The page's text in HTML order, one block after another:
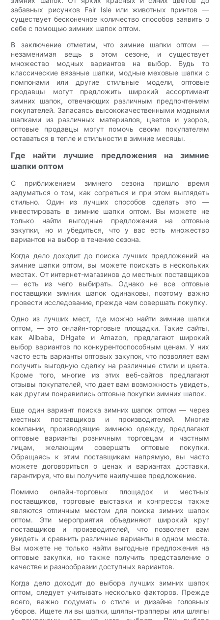
забавных рисунков Fair Isle или животных принтов —
существует бесконечное количество способов заявить о
себе с помощью зимних шапок оптом.
В заключение отметим, что зимние шапки оптом —
незаменимая вещь в этом сезоне, и существует
множество модных вариантов на выбор. Будь то
классические вязаные шапки, модные меховые шапки с
помпонами или другие стильные модели, оптовые
продавцы могут предложить широкий ассортимент
зимних шапок, отвечающих различным предпочтениям
покупателей. Запасаясь высококачественными модными
шапками из различных материалов, цветов и узоров,
оптовые продавцы могут помочь своим покупателям
оставаться в тепле и стильности в зимние месяцы.
Где найти лучшие предложения на зимние
шапки оптом
С приближением зимнего сезона пришло время
задуматься о том, как согреться и при этом выглядеть
стильно. Один из лучших способов сделать это —
инвестировать в зимние шапки оптом. Вы можете не
только найти выгодные предложения на оптовые
закупки, но и убедиться, что у вас есть множество
вариантов на выбор в течение сезона.
Когда дело доходит до поиска лучших предложений на
зимние шапки оптом, вы можете поискать в нескольких
местах. От интернет-магазинов до местных поставщиков
— есть из чего выбирать. Однако не все оптовые
поставщики зимних шапок одинаковы, поэтому важно
провести исследование, прежде чем совершать покупку.
Одно из лучших мест, где можно найти зимние шапки
оптом, — это онлайн-торговые площадки. Такие сайты,
как Alibaba, DHgate и Amazon, предлагают широкий
выбор вариантов по конкурентоспособным ценам. У них
часто есть варианты оптовых закупок, что позволяет вам
получить выгодную сделку на различные стили и цвета.
Кроме того, многие из этих веб-сайтов предлагают
отзывы покупателей, что дает вам возможность увидеть,
как другим понравились оптовые покупки зимних шапок.
Еще один вариант поиска зимних шапок оптом — через
местных поставщиков и производителей. Многие
компании, производящие зимнюю одежду, предлагают
оптовые варианты розничным торговцам и частным
лицам, желающим совершать оптовые покупки.
Обращаясь к этим поставщикам напрямую, вы часто
можете договориться о ценах и вариантах доставки,
гарантируя, что вы получите наилучшее предложение.
Помимо онлайн-торговых площадок и местных
поставщиков, торговые выставки и конгрессы также
являются отличным местом для поиска зимних шапок
оптом. Эти мероприятия объединяют широкий круг
поставщиков и производителей, что позволяет вам
увидеть и сравнить различные варианты в одном месте.
Вы можете не только найти выгодные предложения на
оптовые закупки, но также получить представление о
качестве и разнообразии доступных вариантов.
Когда дело доходит до выбора лучших зимних шапок
оптом, следует учитывать несколько факторов. Прежде
всего, важно подумать о стиле и дизайне головных
уборов. Ищете ли вы шапки, шляпы-трапперы или шляпы